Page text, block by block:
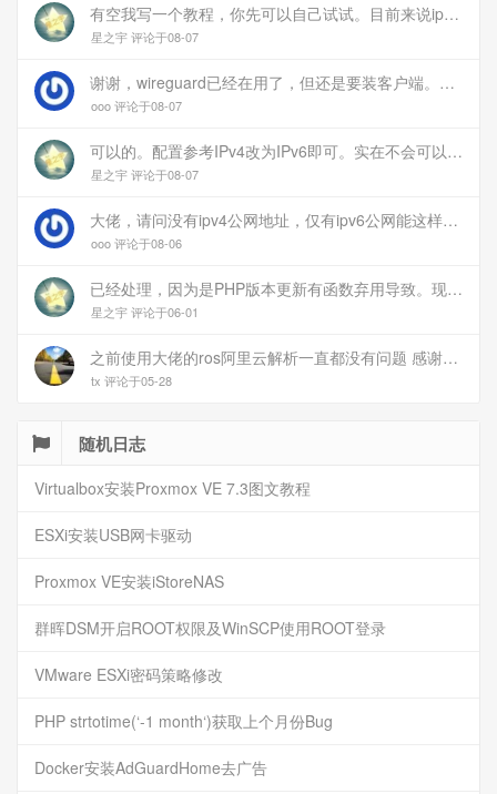
有空我写一个教程，你先可以自己试试。目前来说ipv6应该没问题的。
星之宇 评论于08-07
谢谢，wireguard已经在用了，但还是要装客户端。您这个方案连客户端都免了
ooo 评论于08-07
可以的。配置参考IPv4改为IPv6即可。实在不会可以用wireguard，这个简单和稳定
星之宇 评论于08-07
大佬，请问没有ipv4公网地址，仅有ipv6公网能这样玩吗？
ooo 评论于08-06
已经处理，因为是PHP版本更新有函数弃用导致。现已经修复
星之宇 评论于06-01
之前使用大佬的ros阿里云解析一直都没有问题 感谢大佬 但上个月开始阿里云的解析返回日志总是出错 日志值为alidns update error,不知为什么 所以请教一下大佬
tx 评论于05-28
随机日志
Virtualbox安装Proxmox VE 7.3图文教程
ESXi安装USB网卡驱动
Proxmox VE安装iStoreNAS
群晖DSM开启ROOT权限及WinSCP使用ROOT登录
VMware ESXi密码策略修改
PHP strtotime(‘-1 month‘)获取上个月份Bug
Docker安装AdGuardHome去广告